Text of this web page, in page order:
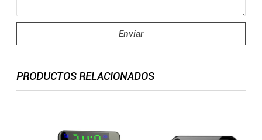
Enviar
PRODUCTOS RELACIONADOS